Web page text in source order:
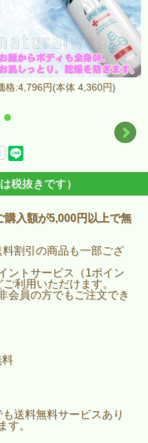
格:4,796円(本体 4,360円)
税抜きです）
入額が5,000円以上で無
割引の商品も一部ござ
ントサービス（1ポイン
利用いただけます。
会員の方でもご注文でき
料
送料無料サービスあり
す。